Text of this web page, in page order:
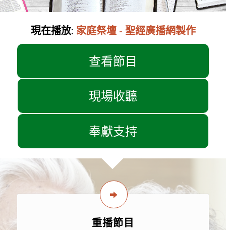
現在播放: 家庭祭壇 - 聖經廣播網製作
查看節目
現場收聽
奉獻支持
重播節目